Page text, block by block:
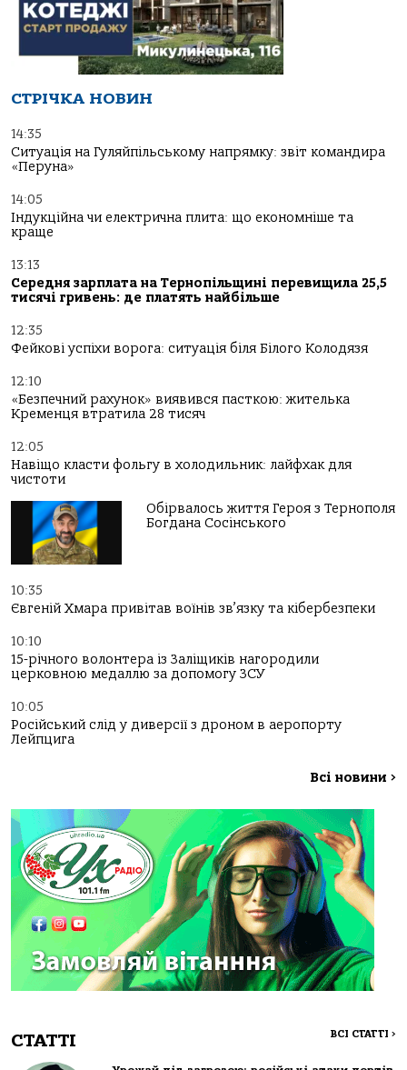
СТРІЧКА НОВИН
14:35
Ситуація на Гуляйпільському напрямку: звіт командира
«Перуна»
14:05
Індукційна чи електрична плита: що економніше та
краще
13:13
Середня зарплата на Тернопільщині перевищила 25,5
тисячі гривень: де платять найбільше
12:35
Фейкові успіхи ворога: ситуація біля Білого Колодязя
12:10
«Безпечний рахунок» виявився пасткою: жителька
Кременця втратила 28 тисяч
12:05
Навіщо класти фольгу в холодильник: лайфхак для
чистоти
Обірвалось життя Героя з Тернополя
Богдана Сосінського
10:35
Євгеній Хмара привітав воїнів зв’язку та кібербезпеки
10:10
15-річного волонтера із Заліщиків нагородили
церковною медаллю за допомогу ЗСУ
10:05
Російський слід у диверсії з дроном в аеропорту
Лейпцига
Всі новини >
СТАТТІ ВСІ СТАТТІ >